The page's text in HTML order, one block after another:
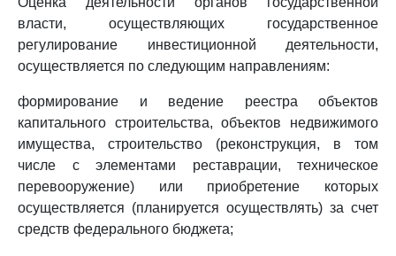
власти, осуществляющих государственное
регулирование инвестиционной деятельности,
осуществляется по следующим направлениям:
формирование и ведение реестра объектов
капитального строительства, объектов недвижимого
имущества, строительство (реконструкция, в том
числе с элементами реставрации, техническое
перевооружение) или приобретение которых
осуществляется (планируется осуществлять) за счет
средств федерального бюджета;